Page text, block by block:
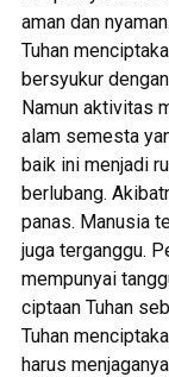
aman dan
Tuhan
bersyukur
Namun aktivitas
alam semesta
baik ini menjadi
berlubang.
panas. Manusia
juga terganggu.
mempunyai
ciptaan Tuhan
Tuhan
harus